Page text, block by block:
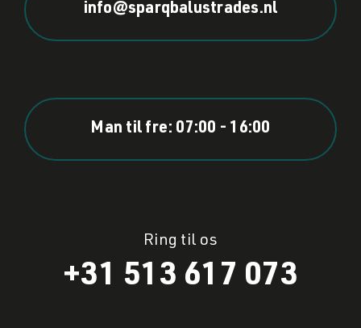
info@sparqbalustrades.nl
Man til fre: 07:00 - 16:00
Ring til os
+31 513 617 073